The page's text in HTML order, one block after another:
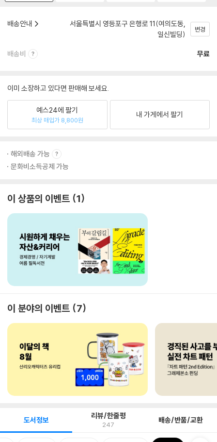
배송안내
서울특별시 영등포구 은행로 11(여의도동,
일신빌딩)
변경
배송비 무료
이미 소장하고 있다면 판매해 보세요.
예스24에 팔기
최상 매입가 8,800원
내 가게에서 팔기
해외배송 가능
문화비소득공제 가능
이 상품의 이벤트 1
이 분야의 이벤트 7
도서정보 리뷰/한줄평
247 배송/반품/교환